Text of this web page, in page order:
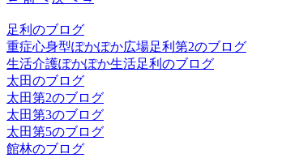
足利のブログ
重症心身型ぽかぽか広場足利第2のブログ
生活介護ぽかぽか生活足利のブログ
太田のブログ
太田第2のブログ
太田第3のブログ
太田第5のブログ
館林のブログ